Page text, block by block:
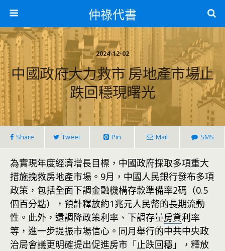
仲祿代書
2024-12-02
中國政府大力救市 房地產市場止
跌回穩現曙光
Share Tweet Pin Mail SMS
為實現年度經濟增長目標，中國政府採取多項重大
措施挽救房地產市場。9月，中國人民銀行發布多項
政策，包括全面下調金融機構存款準備率2碼（0.5
個百分點），預計釋放約1兆元人民幣的長期流動
性。此外，還調降政策利率、下調存量房貸利率
等，進一步提振市場信心。同月舉行的中共中央政
治局會議更明確提出促進房市「止跌回穩」，釋放